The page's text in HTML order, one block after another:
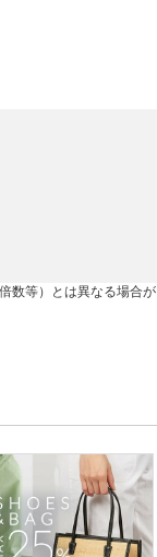
数等）とは異なる場合が